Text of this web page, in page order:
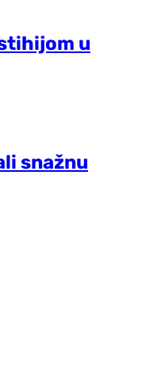
u
snažnu